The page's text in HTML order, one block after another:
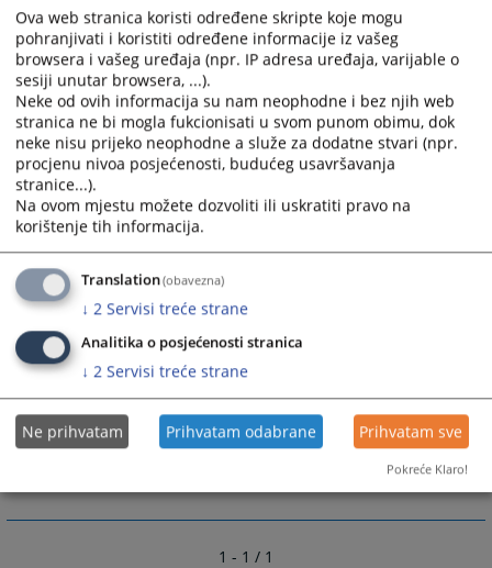
Više osoba mogu jednom tužbom tužiti ili biti tužene. U
jednoj tužbi može se istaknuti više zahtjeva protiv istog
tuženika kada su svi zahtjevi povezani istom
činjeničnom i pravnom osnovom.
Sud odlučuje u granicama zahtjeva koji mu je
postavljen.
Stranke imaju slobodu raspolagati zahtjevima koji su
postavile. One se mogu u tijeku postupka odreći svog
zahtjeva, priznati zahtjev protivnika ili se nagoditi. Sud
u parničnom postupku odlučuje na temelju usmene,
neposredne i javne rasprave.
1 - 1 / 1
Ova web stranica koristi određene skripte koje mogu
pohranjivati i koristiti određene informacije iz vašeg
browsera i vašeg uređaja (npr. IP adresa uređaja, varijable o
sesiji unutar browsera, ...).
Neke od ovih informacija su nam neophodne i bez njih web
stranica ne bi mogla fukcionisati u svom punom obimu, dok
neke nisu prijeko neophodne a služe za dodatne stvari (npr.
procjenu nivoa posjećenosti, budućeg usavršavanja
stranice...).
Na ovom mjestu možete dozvoliti ili uskratiti pravo na
korištenje tih informacija.
Translation(obavezna)
↓ 2 Servisi treće strane
Analitika o posjećenosti stranica
↓ 2 Servisi treće strane
Ne prihvatam Prihvatam odabrane Prihvatam sve
Pokreće Klaro!